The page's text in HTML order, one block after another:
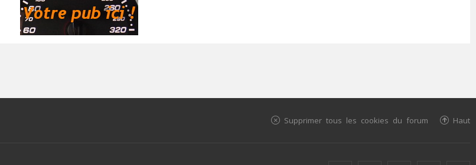
Haut
Supprimer tous les cookies du forum